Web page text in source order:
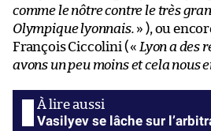
comme le nôtre contre le très
Olympique lyonnais. » ), ou
François Ciccolini ( « Lyon a des
avons un peu moins et cela nous
Vasilyev se lâche sur